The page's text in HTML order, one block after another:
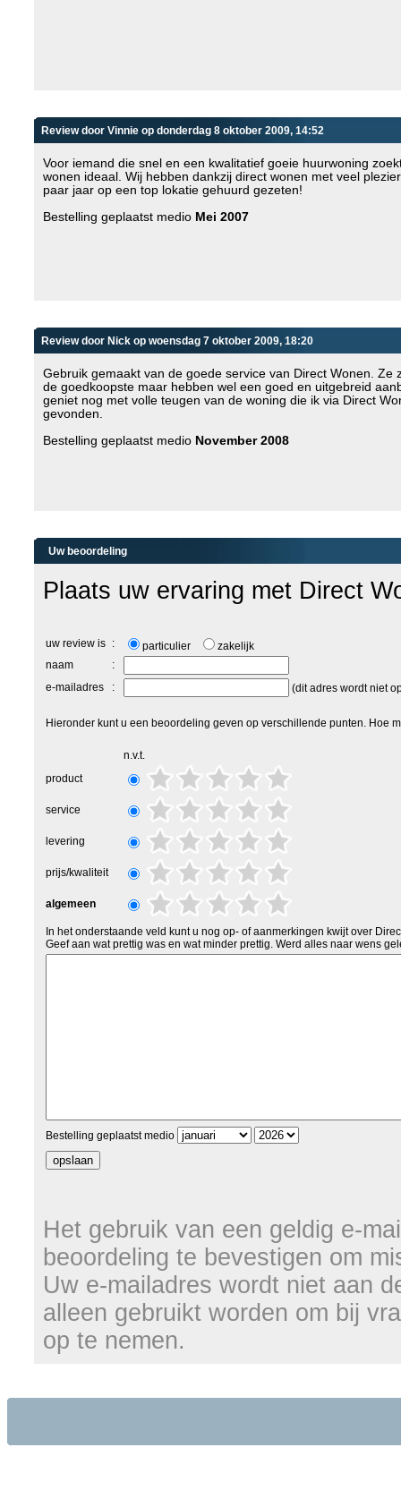
Review door Vinnie op donderdag 8 oktober 2009, 14:52
Voor iemand die snel en een kwalitatief goeie huurwoning
wonen ideaal. Wij hebben dankzij direct wonen met veel
paar jaar op een top lokatie gehuurd gezeten!
Bestelling geplaatst medio Mei 2007
Review door Nick op woensdag 7 oktober 2009, 18:20
Gebruik gemaakt van de goede service van Direct Wonen. Ze
de goedkoopste maar hebben wel een goed en uitgebreid
geniet nog met volle teugen van de woning die ik via Direct
gevonden.
Bestelling geplaatst medio November 2008
Uw beoordeling
Plaats uw ervaring met Direct
uw review is : particulier
zakelijk
naam
:
e-mailadres
: (dit adres wordt niet
Hieronder kunt u een beoordeling geven op verschillende punten. Hoe
n.v.t.
product
service
levering
prijs/kwaliteit
algemeen
In het onderstaande veld kunt u nog op- of aanmerkingen kwijt over
Geef aan wat prettig was en wat minder prettig. Werd alles naar wens
Bestelling geplaatst medio
Het gebruik van een geldig e-
beoordeling te bevestigen om
Uw e-mailadres wordt niet aan
alleen gebruikt worden om bij
op te nemen.